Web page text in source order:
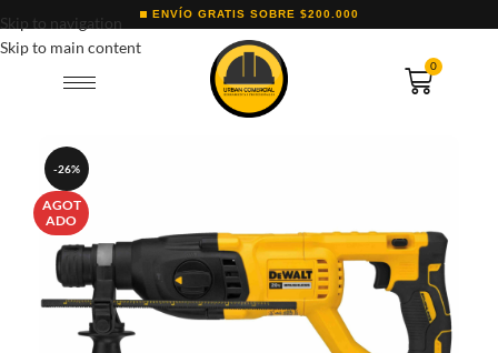
Skip to navigation
Skip to main content
ENVÍO GRATIS SOBRE $200.000
0
-26%
AGOT
ADO